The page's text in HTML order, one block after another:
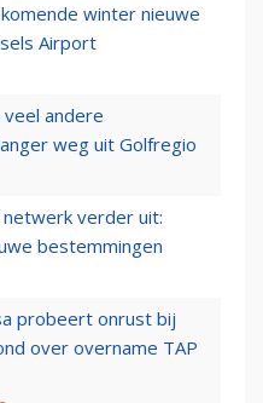
winter nieuwe
Airport
andere
weg uit Golfregio
verder uit:
bestemmingen
probeert onrust bij
over overname TAP